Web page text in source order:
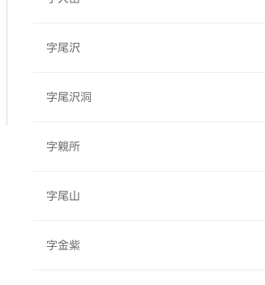
字尾沢
字尾沢洞
字親所
字尾山
字金紫